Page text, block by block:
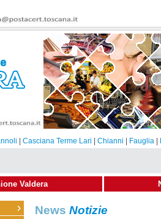
Casciana Terme Lari Chianni Fauglia
Valdera
News Notizie